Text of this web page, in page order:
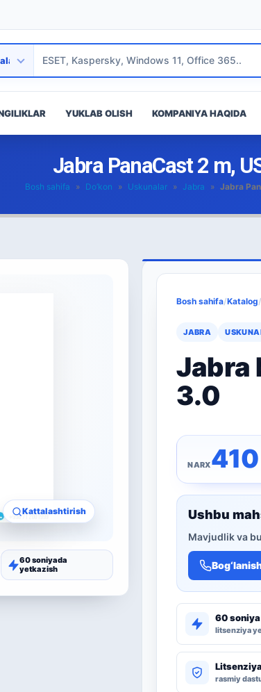
YUKLAB OLISH KOMPANIYA HAQIDA
Jabra PanaCast 2 m,
Bosh sahifa » Do’kon » Uskunalar » Jabra » Jabra
Kattalashtirish
60 soniyada
yetkazish
Bosh sahifa/Katalog
JABRA
Jabra
3.0
Ushbu
Mavjudlik va
60 soniya
litsenziya
rasmiy